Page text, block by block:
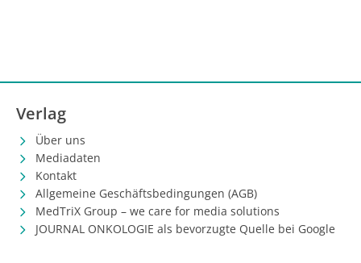
Verlag
Über uns
Mediadaten
Kontakt
Allgemeine Geschäftsbedingungen (AGB)
MedTriX Group – we care for media solutions
JOURNAL ONKOLOGIE als bevorzugte Quelle bei Google